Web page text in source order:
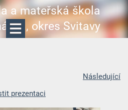
a mateřská škola
okres Svitavy
Následující
prezentaci